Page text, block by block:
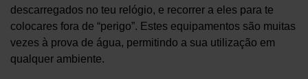
descarregados no teu relógio, e recorrer a eles para te
colocares fora de “perigo”. Estes equipamentos são muitas
vezes à prova de água, permitindo a sua utilização em
qualquer ambiente.